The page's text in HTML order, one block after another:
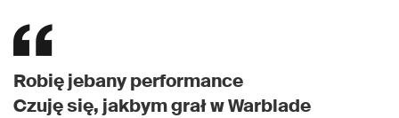
Robię jebany performance
Czuję się, jakbym grał w Warblade